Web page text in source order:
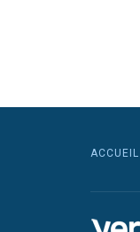
ACCUEIL